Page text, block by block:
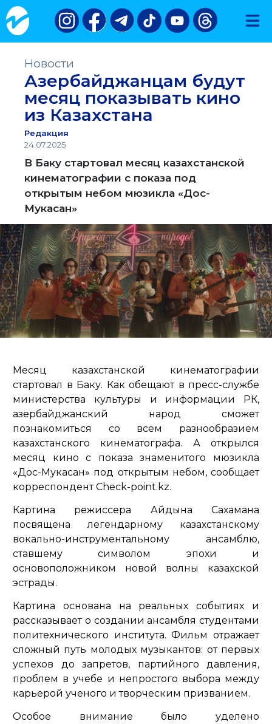
Новости
Азербайджанцам будут
месяц показывать кино
из Казахстана
Редакция
24.07.2025
В Баку стартовал месяц казахстанской
кинематографии с показа под
открытым небом мюзикла «Дос-
Мукасан»
Месяц казахстанской кинематографии
стартовал в Баку. Как обещают в пресс-службе
министерства культуры и информации РК,
азербайджанский народ сможет
познакомиться со всем разнообразием
казахстанского кинематографа. А открылся
месяц кино с показа знаменитого мюзикла
«Дос-Мукасан» под открытым небом, сообщает
корреспондент Check-point.kz.
Картина режиссера Айдына Сахамана
посвящена легендарному казахстанскому
вокально-инструментальному ансамблю,
ставшему символом эпохи и
основоположником новой волны казахской
эстрады.
Картина основана на реальных событиях и
рассказывает о создании ансамбля студентами
политехнического института. Фильм отражает
сложный путь молодых музыкантов: от первых
успехов до запретов, партийного давления,
проблем в учебе и непростого выбора между
карьерой ученого и творческим призванием.
Особое внимание было уделено